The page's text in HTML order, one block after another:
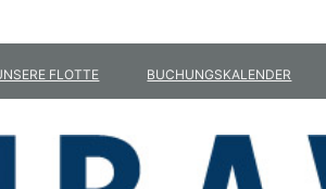
FLOTTE BUCHUNGSKALENDER